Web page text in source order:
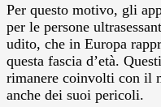
Per questo motivo, gli
per le persone
udito, che in Europa
questa fascia d’età.
rimanere coinvolti con il
anche dei suoi pericoli.